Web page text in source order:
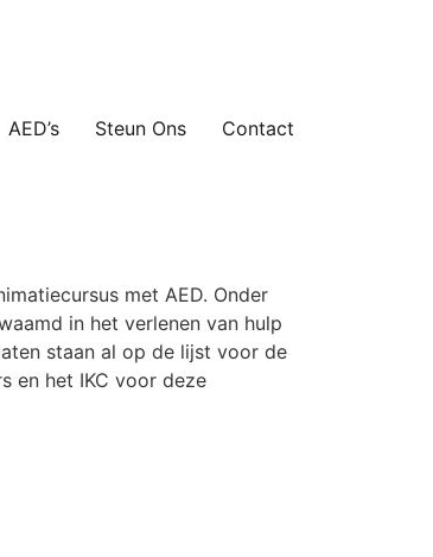
AED’s Steun Ons Contact
met AED. Onder
in het verlenen van hulp
staan al op de lijst voor de
en het IKC voor deze